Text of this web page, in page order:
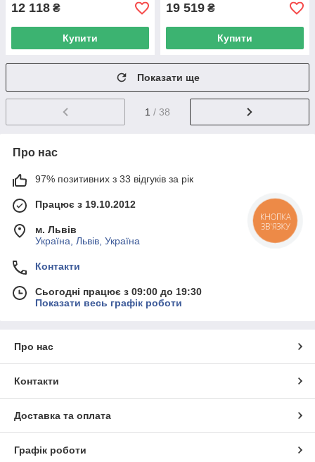
12 118 ₴
Купити
19 519 ₴
Купити
Показати ще
1 / 38
Про нас
97% позитивних з 33 відгуків за рік
Працює з 19.10.2012
м. Львів
Україна, Львів, Україна
Контакти
Сьогодні працює з 09:00 до 19:30
Показати весь графік роботи
Про нас
Контакти
Доставка та оплата
Графік роботи
КНОПКА
ЗВ'ЯЗКУ